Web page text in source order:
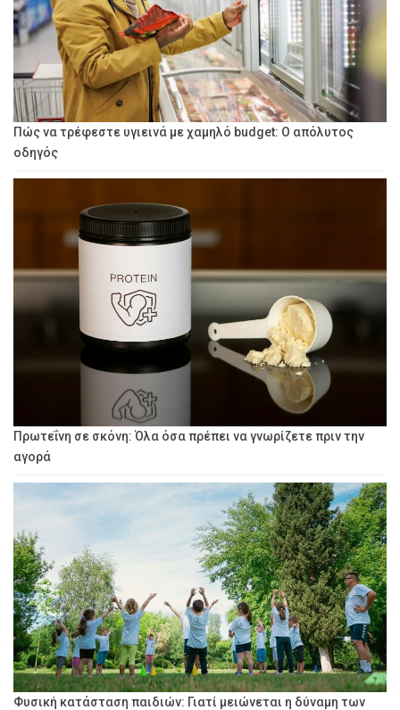
Πώς να τρέφεστε υγιεινά με χαμηλό budget: Ο απόλυτος
οδηγός
Πρωτεΐνη σε σκόνη: Όλα όσα πρέπει να γνωρίζετε πριν την
αγορά
Φυσική κατάσταση παιδιών: Γιατί μειώνεται η δύναμη των